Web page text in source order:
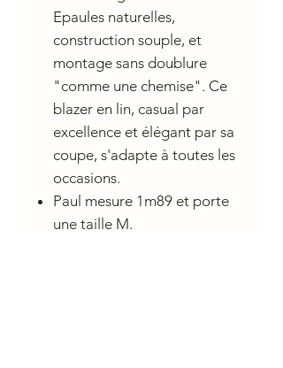
Epaules naturelles,
construction souple, et
montage sans doublure
"comme une chemise". Ce
blazer en lin, casual par
excellence et élégant par sa
coupe, s'adapte à toutes les
occasions.
Paul mesure 1m89 et porte
une taille M.